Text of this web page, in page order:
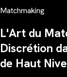
Matchmaking
L'Art du
Discrétion
de Haut